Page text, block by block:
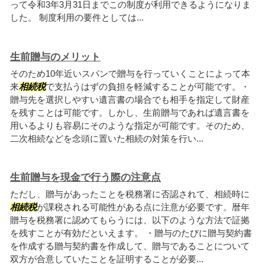
って令和3年3月31日までこの制度が利用できるようになりま
した。 制度利用の要件としては...
生前贈与のメリット
そのため10年近いスパンで贈与を行っていくことによって本
来相続税で支払うはずの負担を軽減することが可能です。・
贈与先を選択しやすい遺言書の場合でも相手を指定して財産
を残すことは可能です。しかし、生前贈与であれば遺言書を
用いるよりも容易にそのような指定が可能です。そのため、
二次相続などを念頭に置いた相続の対策を行い...
生前贈与を現金で行う際の注意点
ただし、贈与があったことを税務署に否認されて、相続時に
相続税が課税される可能性がある点に注意が必要です。暦年
贈与を税務署に認めてもらうには、以下のような方法で証拠
を残すことが有効だといえます。 ・贈与のたびに贈与契約書
を作成する贈与契約書を作成して、贈与であることについて
双方が合意していたことを証明することが必要...